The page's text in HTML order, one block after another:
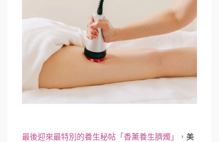
最後迎來最特別的養生秘帖「香薰養生臍燭」， 美